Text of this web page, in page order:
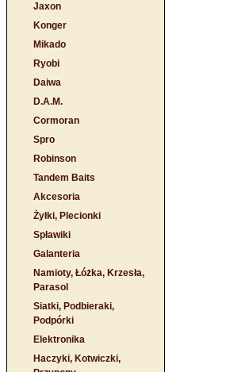
Jaxon
Konger
Mikado
Ryobi
Daiwa
D.A.M.
Cormoran
Spro
Robinson
Tandem Baits
Akcesoria
Żyłki, Plecionki
Spławiki
Galanteria
Namioty, Łóżka, Krzesła,
Parasol
Siatki, Podbieraki,
Podpórki
Elektronika
Haczyki, Kotwiczki,